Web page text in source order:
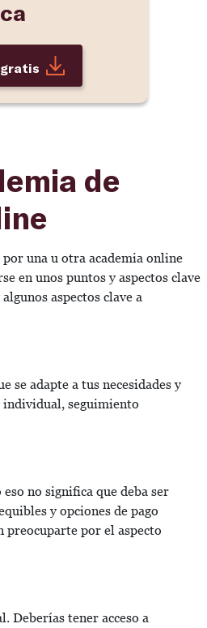
de
por una u otra academia online
en unos puntos y aspectos clave
aspectos clave a
se adapte a tus necesidades y
individual, seguimiento
no significa que deba ser
y opciones de pago
preocuparte por el aspecto
Deberías tener acceso a